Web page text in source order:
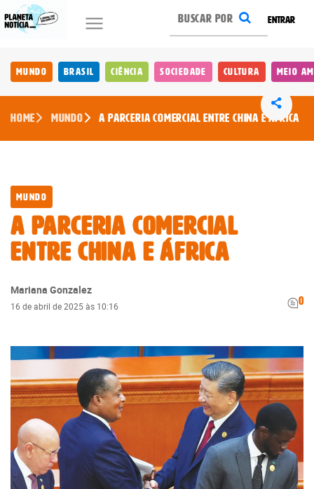
ENTRAR
Mundo Brasil Ciência Sociedade Cultura Meio
Home Mundo A PARCERIA COMERCIAL ENTRE CHINA E ÁFRICA
Mundo
A PARCERIA COMERCIAL
ENTRE CHINA E ÁFRICA
Mariana Gonzalez
16 de abril de 2025 às 10:16 0